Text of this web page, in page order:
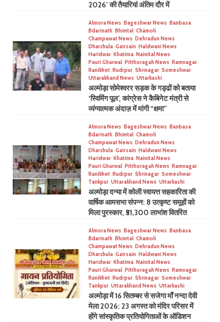
2026’ की तैयारियां अंतिम दौर में
Almora News Bageshwar News Banbasa
Bdarinath Bhimtal Chamoli
Champawat News Dehradun News
Dharchula Gairsain Haldwani News
Haridwar Khatima Nainital News
Pauri Gharwal Pitthoragah News Ramnagar
Ranikhet Rudrpur Shrinagar Someshwar
Uttarakhand News Uttarkashi
अल्मोड़ा सोमेश्वरर सड़क के गड्ढों को बताया
‘स्विमिंग पूल’, कांग्रेस ने कैबिनेट मंत्री से
व्यंग्यात्मक अंदाज़ में मांगी “क्षमा”
Almora News Bageshwar News Banbasa
Bdarinath Bhimtal Chamoli
Champawat News Dehradun News
Dharchula Gairsain Haldwani News
Haridwar Khatima Nainital News
Pauri Gharwal Pitthoragah News Ramnagar
Ranikhet Rudrpur Shrinagar Someshwar
Tankpur Uttarakhand News Uttarkashi
अल्मोड़ा दन्या में कोली स्वायत्त सहकारिता की
वार्षिक आमसभा संपन्न: 8 उत्कृष्ट समूहों को
मिला पुरस्कार, ₹51,300 लाभांश वितरित
Almora News Bageshwar News Banbasa
Bdarinath Bhimtal Chamoli
Champawat News Dehradun News
Dharchula Gairsain Haldwani News
Haridwar Khatima Nainital News
Pauri Gharwal Pitthoragah News Ramnagar
Ranikhet Rudrpur Shrinagar Someshwar
Tankpur Uttarakhand News Uttarkashi
अल्मोड़ा में 16 सितम्बर से सजेगा माँ नन्दा देवी
मेला 2026: 23 अगस्त को मंदिर परिसर में
होंगे सांस्कृतिक प्रतियोगिताओं के ऑडिशन